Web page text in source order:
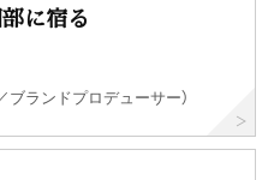
に宿る
ランドプロデューサー）